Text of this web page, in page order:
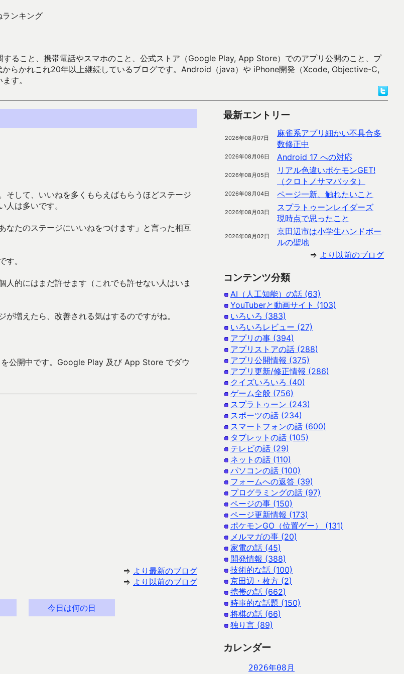
ランキング
ること、携帯電話やスマホのこと、公式ストア（Google Play, App Store）でのアプリ公開のこと、プ
らかれこれ20年以上継続しているブログです。Android（java）や iPhone開発（Xcode, Objective-C,
す。
そして、いいねを多くもらえばもらうほどステージ
は多いです。
なたのステージにいいねをつけます」と言った相互
。
的にはまだ許せます（これでも許せない人はいま
増えたら、改善される気はするのですがね。
を公開中です。Google Play 及び App Store でダウ
⇒ より最新のブログ
⇒ より以前のブログ
今日は何の日
最新エントリー
2026年08月07日
麻雀系アプリ細かい不具合多
数修正中
2026年08月06日 Android 17 への対応
2026年08月05日
リアル色違いポケモンGET!
（クロトノサマバッタ）
2026年08月04日 ページ一新、触れたいこと
2026年08月03日
スプラトゥーンレイダーズ
現時点で思ったこと
2026年08月02日
京田辺市は小学生ハンドボー
ルの聖地
⇒ より以前のブログ
コンテンツ分類
AI（人工知能）の話 (63)
YouTuberと動画サイト (103)
いろいろ (383)
いろいろレビュー (27)
アプリの事 (394)
アプリストアの話 (288)
アプリ公開情報 (375)
アプリ更新/修正情報 (286)
クイズいろいろ (40)
ゲーム全般 (756)
スプラトゥーン (243)
スポーツの話 (234)
スマートフォンの話 (600)
タブレットの話 (105)
テレビの話 (29)
ネットの話 (110)
パソコンの話 (100)
フォームへの返答 (39)
プログラミングの話 (97)
ページの事 (150)
ページ更新情報 (173)
ポケモンGO（位置ゲー） (131)
メルマガの事 (20)
家電の話 (45)
開発情報 (388)
技術的な話 (100)
京田辺・枚方 (2)
携帯の話 (662)
時事的な話題 (150)
将棋の話 (66)
独り言 (89)
カレンダー
2026年08月